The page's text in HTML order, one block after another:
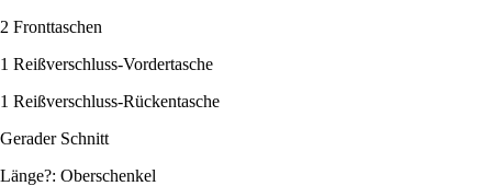
2 Fronttaschen
1 Reißverschluss-Vordertasche
1 Reißverschluss-Rückentasche
Gerader Schnitt
Länge?: Oberschenkel